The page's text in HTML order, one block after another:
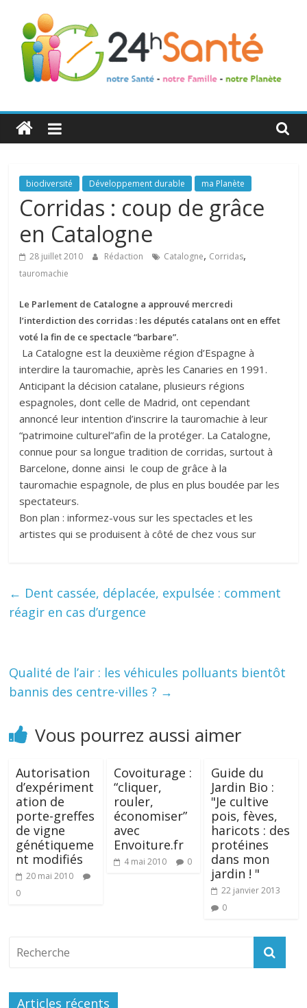
24h
Santé
La
santé
de
toute
famille
biodiversité Développement durable ma Planète
Corridas : coup de grâce
en Catalogne
28 juillet 2010 Rédaction Catalogne, Corridas,
tauromachie
Le Parlement de Catalogne a approuvé mercredi
l’interdiction des corridas : les députés catalans ont en effet
voté la fin de ce spectacle “barbare”.
La Catalogne est la deuxième région d’Espagne à
interdire la tauromachie, après les Canaries en 1991.
Anticipant la décision catalane, plusieurs régions
espagnoles, dont celle de Madrid, ont cependant
annoncé leur intention d’inscrire la tauromachie à leur
“patrimoine culturel”afin de la protéger. La Catalogne,
connue pour sa longue tradition de corridas, surtout à
Barcelone, donne ainsi le coup de grâce à la
tauromachie espagnole, de plus en plus boudée par les
spectateurs.
Bon plan : informez-vous sur les spectacles et les
artistes qui se produisent à côté de chez vous sur
← Dent cassée, déplacée, expulsée : comment
réagir en cas d’urgence
Qualité de l’air : les véhicules polluants bientôt
bannis des centre-villes ? →
Vous pourrez aussi aimer
Autorisation
d’expériment
ation de
porte-greffes
de vigne
génétiqueme
nt modifiés
20 mai 2010
0
Covoiturage :
“cliquer,
rouler,
économiser”
avec
Envoiture.fr
4 mai 2010 0
Guide du
Jardin Bio :
"Je cultive
pois, fèves,
haricots : des
protéines
dans mon
jardin ! "
22 janvier 2013
0
Articles récents